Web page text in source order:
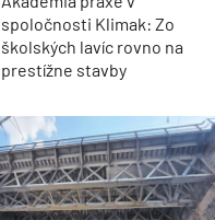
spoločnosti Klimak: Zo
školských lavíc rovno na
prestížne stavby